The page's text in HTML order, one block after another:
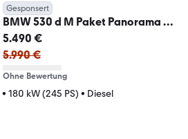
Gesponsert
BMW 530 d M Paket Panorama Bi
Xenon Navi
5.490 €
5.990 €
Ohne Bewertung
• 180 kW (245 PS) • Diesel